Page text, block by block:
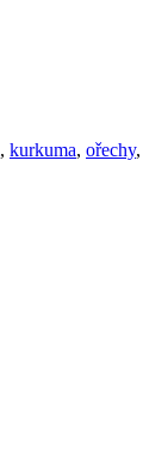
, kurkuma, ořechy,